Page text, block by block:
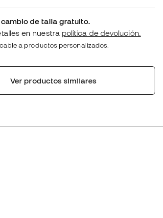
de talla gratuito.
en nuestra política de devolución.
a productos personalizados.
Ver productos similares